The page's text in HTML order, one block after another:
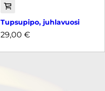
Tupsupipo, juhlavuosi
29,00 €